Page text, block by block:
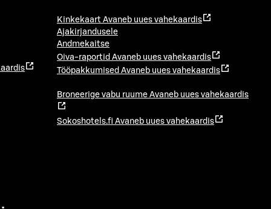
Kinkekaart Avaneb uues vahekaardis
Ajakirjandusele
Andmekaitse
Oiva-raportid Avaneb uues vahekaardis
Tööpakkumised Avaneb uues vahekaardis
Broneerige vabu ruume Avaneb uues vahekaardis
Sokoshotels.fi Avaneb uues vahekaardis